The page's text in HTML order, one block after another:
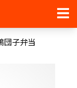
団子弁当